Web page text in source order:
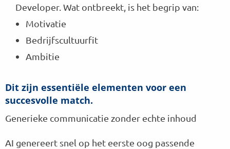
Developer. Wat ontbreekt, is het begrip van:
Motivatie
Bedrijfscultuurfit
Ambitie
Dit zijn essentiële elementen voor een
succesvolle match.
Generieke communicatie zonder echte inhoud
AI genereert snel op het eerste oog passende